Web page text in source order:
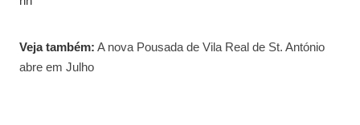
Veja também: A nova Pousada de Vila Real de St. António
abre em Julho